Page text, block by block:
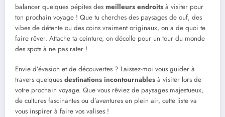
balancer quelques pépites des meilleurs endroits à visiter pour
ton prochain voyage ! Que tu cherches des paysages de ouf, des
vibes de détente ou des coins vraiment originaux, on a de quoi te
faire rêver. Attache ta ceinture, on décolle pour un tour du monde
des spots à ne pas rater !
Envie d’évasion et de découvertes ? Laissez-moi vous guider à
travers quelques destinations incontournables à visiter lors de
votre prochain voyage. Que vous rêviez de paysages majestueux,
de cultures fascinantes ou d’aventures en plein air, cette liste va
vous inspirer à faire vos valises !